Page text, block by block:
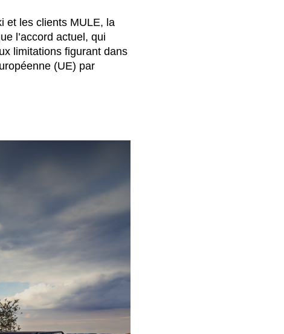
et les clients MULE, la
l’accord actuel, qui
limitations figurant dans
(UE) par